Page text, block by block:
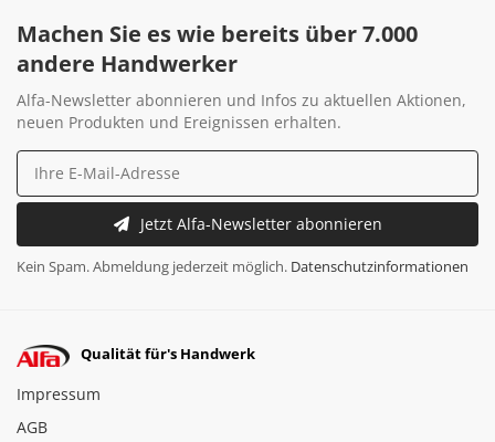
Machen Sie es wie bereits über 7.000
andere Handwerker
Alfa-Newsletter abonnieren und Infos zu aktuellen Aktionen,
neuen Produkten und Ereignissen erhalten.
Jetzt Alfa-Newsletter abonnieren
Kein Spam. Abmeldung jederzeit möglich. Datenschutzinformationen
Qualität für's Handwerk
Impressum
AGB